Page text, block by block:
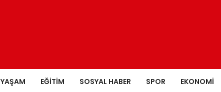
YAŞAM EĞITIM SOSYAL HABER SPOR EKONOMI